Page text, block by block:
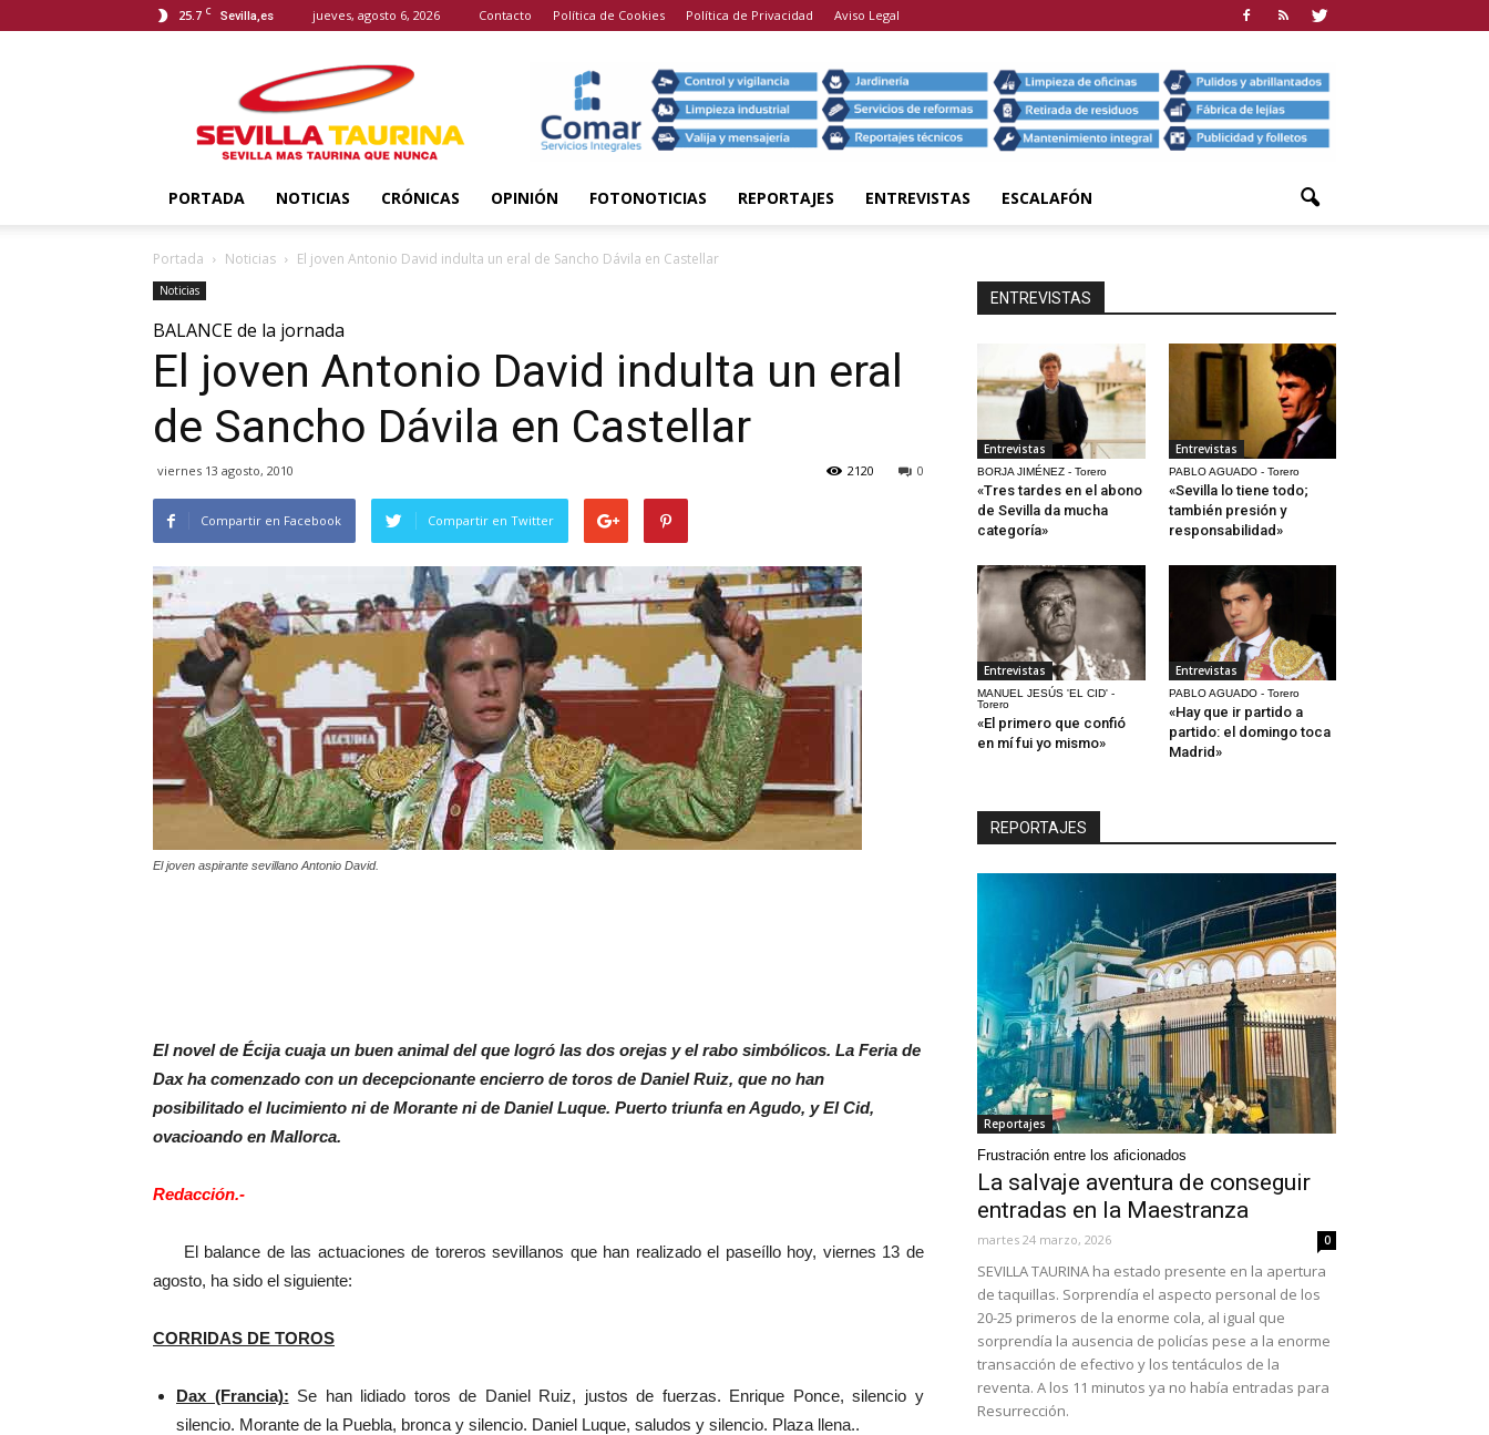
25.7 C Sevilla,es jueves, agosto 6, 2026 Contacto Política de Cookies Política de Privacidad Aviso Legal
Taurina
PORTADA NOTICIAS CRÓNICAS OPINIÓN FOTONOTICIAS REPORTAJES ENTREVISTAS ESCALAFÓN
Portada Noticias El joven Antonio David indulta un eral de Sancho Dávila en Castellar
Noticias
BALANCE de la jornada
El joven Antonio David indulta un eral
de Sancho Dávila en Castellar
viernes 13 agosto, 2010 0
2120
Compartir en Facebook Compartir en Twitter
El joven aspirante sevillano Antonio David.
El novel de Écija cuaja un buen animal del que logró las dos orejas y el rabo simbólicos. La Feria de
Dax ha comenzado con un decepcionante encierro de toros de Daniel Ruiz, que no han
posibilitado el lucimiento ni de Morante ni de Daniel Luque. Puerto triunfa en Agudo, y El Cid,
ovacioando en Mallorca.
Redacción.-
El balance de las actuaciones de toreros sevillanos que han realizado el paseíllo hoy, viernes 13 de
agosto, ha sido el siguiente:
CORRIDAS DE TOROS
Dax (Francia): Se han lidiado toros de Daniel Ruiz, justos de fuerzas. Enrique Ponce, silencio y
silencio. Morante de la Puebla, bronca y silencio. Daniel Luque, saludos y silencio. Plaza llena..
ENTREVISTAS
Entrevistas
BORJA JIMÉNEZ - Torero
«Tres tardes en el abono
de Sevilla da mucha
categoría»
Entrevistas
PABLO AGUADO - Torero
«Sevilla lo tiene todo;
también presión y
responsabilidad»
Entrevistas
MANUEL JESÚS 'EL CID' -
Torero
«El primero que confió
en mí fui yo mismo»
Entrevistas
PABLO AGUADO - Torero
«Hay que ir partido a
partido: el domingo toca
Madrid»
REPORTAJES
Reportajes
Frustración entre los aficionados
La salvaje aventura de conseguir
entradas en la Maestranza
martes 24 marzo, 2026 0
SEVILLA TAURINA ha estado presente en la apertura
de taquillas. Sorprendía el aspecto personal de los
20-25 primeros de la enorme cola, al igual que
sorprendía la ausencia de policías pese a la enorme
transacción de efectivo y los tentáculos de la
reventa. A los 11 minutos ya no había entradas para
Resurrección.